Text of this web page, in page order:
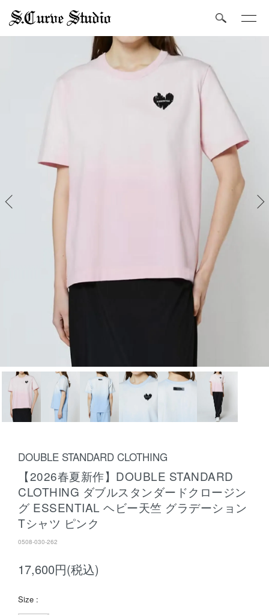
DOUBLE STANDARD CLOTHING
【2026春夏新作】DOUBLE STANDARD
CLOTHING ダブルスタンダードクロージン
グ ESSENTIAL ヘビー天竺 グラデーション
Tシャツ ピンク
0508-030-262
17,600円(税込)
Size :